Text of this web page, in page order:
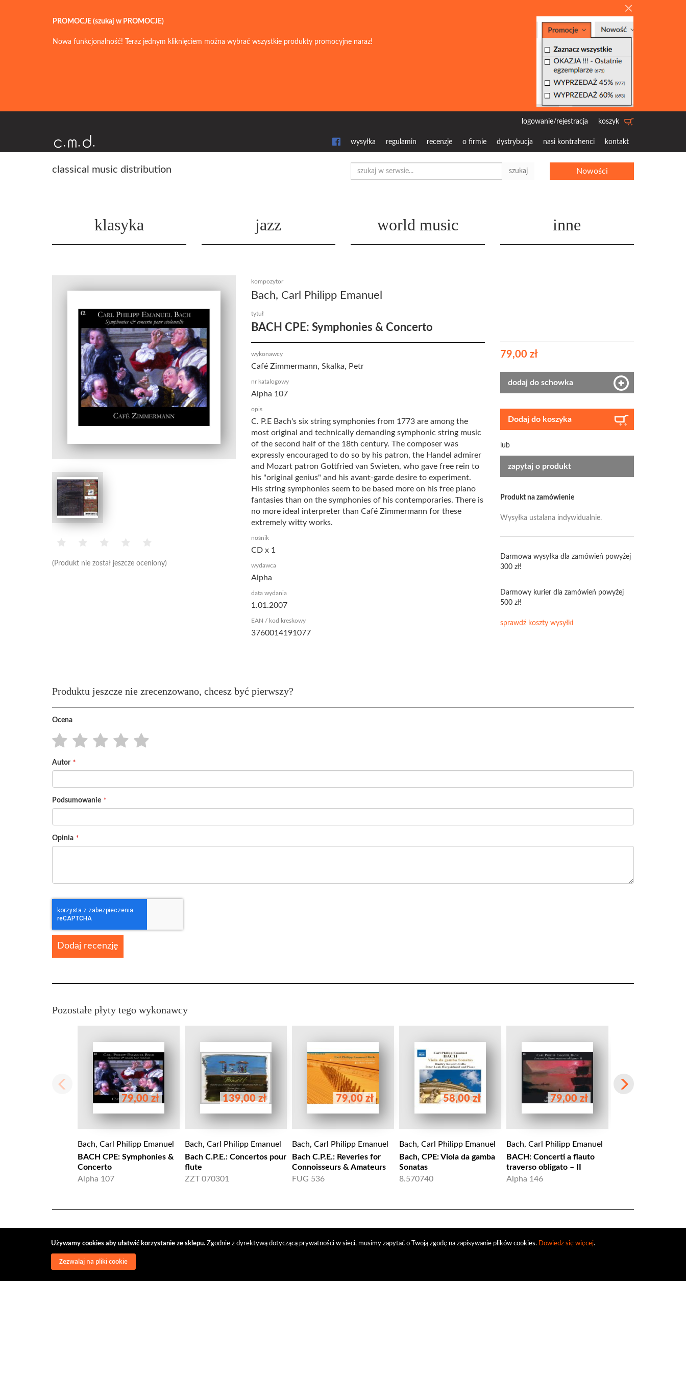
PROMOCJE (szukaj w PROMOCJE)
Nowa funkcjonalność! Teraz jednym kliknięciem można wybrać wszystkie produkty promocyjne naraz!
Używamy cookies aby ułatwić korzystanie ze sklepu. Zgodnie z dyrektywą dotyczącą prywatności w sieci, musimy zapytać o Twoją zgodę na zapisywanie plików cookies. Dowiedz się więcej.
Zezwalaj na pliki cookie
koszyk
logowanie/rejestracja
wysyłka regulamin recenzje o firmie dystrybucja nasi kontrahenci kontakt
classical music distribution szukaj Nowości
klasyka jazz world music inne
(Produkt nie został jeszcze oceniony)
kompozytor
Bach, Carl Philipp Emanuel
tytuł
BACH CPE: Symphonies & Concerto
wykonawcy
Café Zimmermann, Skalka, Petr
nr katalogowy
Alpha 107
opis
C. P.E Bach's six string symphonies from 1773 are among the
most original and technically demanding symphonic string music
of the second half of the 18th century. The composer was
expressly encouraged to do so by his patron, the Handel admirer
and Mozart patron Gottfried van Swieten, who gave free rein to
his "original genius" and his avant-garde desire to experiment.
His string symphonies seem to be based more on his free piano
fantasies than on the symphonies of his contemporaries. There is
no more ideal interpreter than Café Zimmermann for these
extremely witty works.
nośnik
CD x 1
wydawca
Alpha
data wydania
1.01.2007
EAN / kod kreskowy
3760014191077
79,00 zł
dodaj do schowka
Dodaj do koszyka
lub
zapytaj o produkt
Produkt na zamówienie
Wysyłka ustalana indywidualnie.
Darmowa wysyłka dla zamówień powyżej
300 zł!
Darmowy kurier dla zamówień powyżej
500 zł!
sprawdź koszty wysyłki
Produktu jeszcze nie zrecenzowano, chcesz być pierwszy?
Ocena
star
stars
stars
stars
stars
Autor
Podsumowanie
Opinia
Dodaj recenzję
Pozostałe płyty tego wykonawcy
79,00 zł
Bach, Carl Philipp Emanuel
BACH CPE: Symphonies &
Concerto
Alpha 107
139,00 zł
Bach, Carl Philipp Emanuel
Bach C.P.E.: Concertos pour
flute
ZZT 070301
79,00 zł
Bach, Carl Philipp Emanuel
Bach C.P.E.: Reveries for
Connoisseurs & Amateurs
FUG 536
58,00 zł
Bach, Carl Philipp Emanuel
Bach, CPE: Viola da gamba
Sonatas
8.570740
79,00 zł
Bach, Carl Philipp Emanuel
BACH: Concerti a flauto
traverso obligato – II
Alpha 146